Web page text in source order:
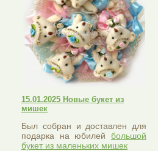
15.01.2025 Новые букет из
мишек
Был собран и доставлен для
подарка на юбилей большой
букет из маленьких мишек